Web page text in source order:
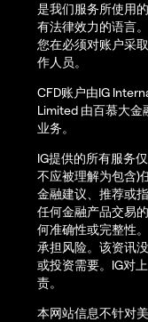
是我们服务所使用
有法律效力的语言。
您在必须对账户采
作人员。
CFD账户由IG
Limited 由百慕大
业务。
IG提供的所有服务
不应被理解为包含)
金融建议、推荐或
任何金融产品交易
何准确性或完整性
承担风险。该资讯
或投资需要。IG对
责。
本网站信息不针对